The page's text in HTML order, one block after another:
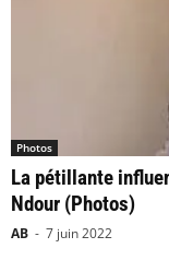
Photos
La pétillante
Ndour (Photos)
AB - 7 juin 2022